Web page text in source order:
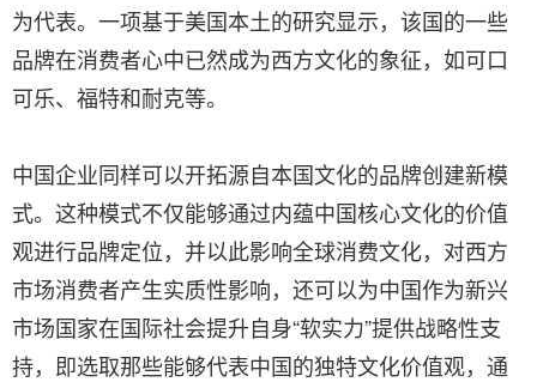
为代表。一项基于美国本土的研究显示，该国的一些
品牌在消费者心中已然成为西方文化的象征，如可口
可乐、福特和耐克等。
中国企业同样可以开拓源自本国文化的品牌创建新模
式。这种模式不仅能够通过内蕴中国核心文化的价值
观进行品牌定位，并以此影响全球消费文化，对西方
市场消费者产生实质性影响，还可以为中国作为新兴
市场国家在国际社会提升自身“软实力”提供战略性支
持，即选取那些能够代表中国的独特文化价值观，通